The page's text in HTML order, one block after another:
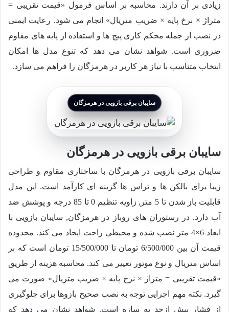
زیادی بر آن دارند. محاسبه بر اساس فرمول «قیمت تقریبی =
متراژ × نرخ پایه × ضریب متریال» انجام می شود. رعایت ایمنی
در نصب از جمله محکم کاری پیچ ها و استفاده از پایه های مقاوم
ضروری است. شواهد نشان می دهد که تنوع مدل ها امکان
انتخاب متناسب با نیاز هر کاربر در هرمزگان را فراهم می سازد.
سایبان برقی بازویی در هرمزگان
سایبان برقی بازویی در هرمزگان
سایبان برقی بازویی در هرمزگان با ساختاری مقاوم و طراحی
زیبا برای بالکن ها و تراس ها گزینه ای کارآمد است. این مدل
قابلیت باز شدن تا 5 متر, زاویه تنظیم 0 تا 85 درجه و پوشش ضد
آب دارد. در رستوران های روباز در هرمزگان, سایبان بازویی با
ابعاد 6×4 متر نصب شده و محیطی راحت ایجاد می کند. محدوده
قیمت آن بین6/500/000 تومان تا15/500/000 تومان است که بر
اساس متریال و نوع موتور تغییر می کند. محاسبه هزینه از طریق
«قیمت تقریبی = متراژ × نرخ پایه × ضریب متریال» صورت می
گیرد. نکته مهم اجرایی توجه به نصب صحیح بازوها برای جلوگیری
از فشار بیش ازحد به سازه است. شواهد نشان می دهد که